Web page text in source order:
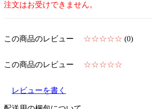
注文はお受けできません。
この商品のレビュー ☆☆☆☆☆ (0)
この商品のレビュー ☆☆☆☆☆
レビューを書く